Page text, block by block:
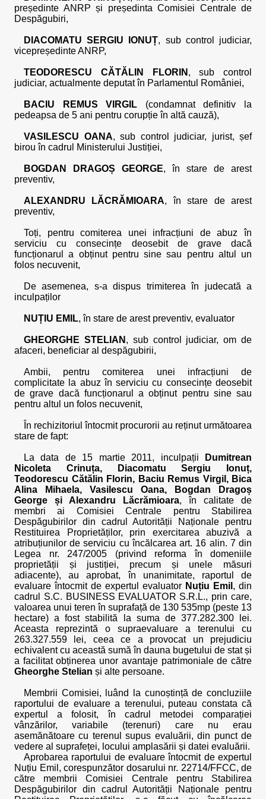
președinte ANRP și președinta Comisiei Centrale de
Despăgubiri,
DIACOMATU SERGIU IONUȚ, sub control judiciar,
vicepreședinte ANRP,
TEODORESCU CĂTĂLIN FLORIN , sub control
judiciar, actualmente deputat în Parlamentul României,
BACIU REMUS VIRGIL (condamnat definitiv la
pedeapsa de 5 ani pentru corupție în altă cauză),
VASILESCU OANA, sub control judiciar, jurist, șef
birou în cadrul Ministerului Justiției,
BOGDAN DRAGOȘ GEORGE, în stare de arest
preventiv,
ALEXANDRU LĂCRĂMIOARA, în stare de arest
preventiv,
Toți, pentru comiterea unei infracțiuni de abuz în
serviciu cu consecințe deosebit de grave dacă
funcționarul a obținut pentru sine sau pentru altul un
folos necuvenit,
De asemenea, s-a dispus trimiterea în judecată a
inculpaților
NUȚIU EMIL, în stare de arest preventiv, evaluator
GHEORGHE STELIAN , sub control judiciar, om de
afaceri, beneficiar al despăgubirii,
Ambii, pentru comiterea unei infracțiuni de
complicitate la abuz în serviciu cu consecințe deosebit
de grave dacă funcționarul a obținut pentru sine sau
pentru altul un folos necuvenit,
În rechizitoriul întocmit procurorii au reținut următoarea
stare de fapt:
La data de 15 martie 2011, inculpații
Dumitrean
Nicoleta Crinuța, Diacomatu Sergiu Ionuț,
Teodorescu Cătălin Florin, Baciu Remus Virgil, Bica
Alina Mihaela, Vasilescu Oana, Bogdan Dragoș
George și Alexandru Lăcrămioara, în calitate de
membri ai Comisiei Centrale pentru Stabilirea
Despăgubirilor din cadrul Autorității Naționale pentru
Restituirea Proprietăților, prin exercitarea abuzivă a
atribuțiunilor de serviciu cu încălcarea art. 16 alin. 7 din
Legea nr. 247/2005 (privind reforma în domeniile
proprietății și justiției, precum și unele măsuri
adiacente), au aprobat, în unanimitate, raportul de
evaluare întocmit de expertul evaluator Nuțiu Emil , din
cadrul S.C. BUSINESS EVALUATOR S.R.L., prin care,
valoarea unui teren în suprafață de 130 535mp (peste 13
hectare) a fost stabilită la suma de 377.282.300 lei.
Aceasta reprezintă o supraevaluare a terenului cu
263.327.559 lei, ceea ce a provocat un prejudiciu
echivalent cu această sumă în dauna bugetului de stat și
a facilitat obținerea unor avantaje patrimoniale de către
Gheorghe Stelian și alte persoane.
Membrii Comisiei, luând la cunoștință de concluziile
raportului de evaluare a terenului, puteau constata că
expertul a folosit, în cadrul metodei comparației
vânzărilor, variabile (terenuri) care nu erau
asemănătoare cu terenul supus evaluării, din punct de
vedere al suprafeței, locului amplasării și datei evaluării.
Aprobarea raportului de evaluare întocmit de expertul
Nuțiu Emil, corespunzător dosarului nr. 22714/FFCC, de
către membrii Comisiei Centrale pentru Stabilirea
Despăgubirilor din cadrul Autorității Naționale pentru